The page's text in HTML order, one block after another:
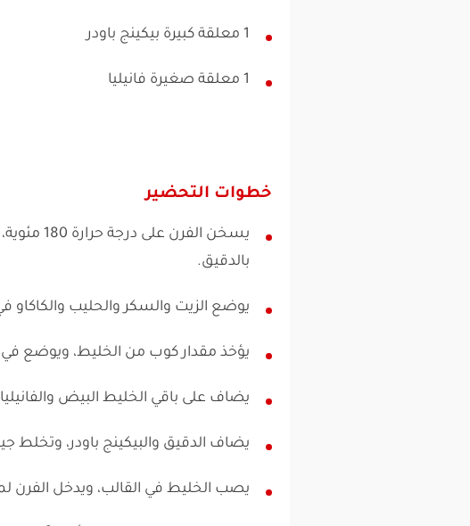
1 معلقة كبيرة بيكينج باودر
1 معلقة صغيرة فانيليا
خطوات التحضير
يسخن الفرن
بالدقيق.
يوضع الزيت والسكر والحليب والكاكاو
يؤخذ مقدار كوب من الخليط، ويوضع في
يضاف على باقي الخليط البيض
يضاف الدقيق والبيكينج باودر، وتخلط
يصب الخليط في القالب، ويدخل الفرن لمدة 25 دقيقة وحتى